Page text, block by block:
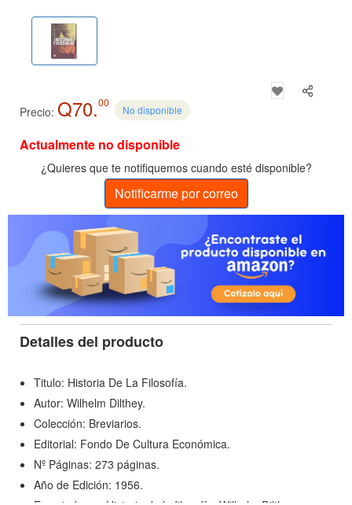
Precio: Q70.00
No disponible
Actualmente no disponible
¿Quieres que te notifiquemos cuando esté disponible?
Notificarme por correo
Detalles del producto
Titulo: Historia De La Filosofía.
Autor: Wilhelm Dilthey.
Colección: Breviarios.
Editorial: Fondo De Cultura Económica.
Nº Páginas: 273 páginas.
Año de Edición: 1956.